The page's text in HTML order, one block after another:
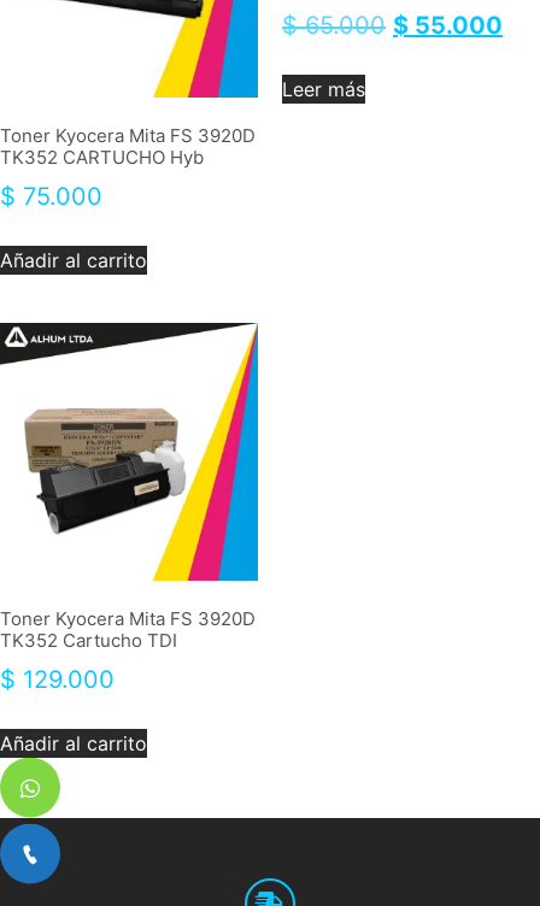
Toner Kyocera Mita FS 3920D
TK352 CARTUCHO Hyb
$ 75.000
Añadir al carrito
$65.000 $ 55.000
Leer más
Toner Kyocera Mita FS 3920D
TK352 Cartucho TDI
$ 129.000
Añadir al carrito